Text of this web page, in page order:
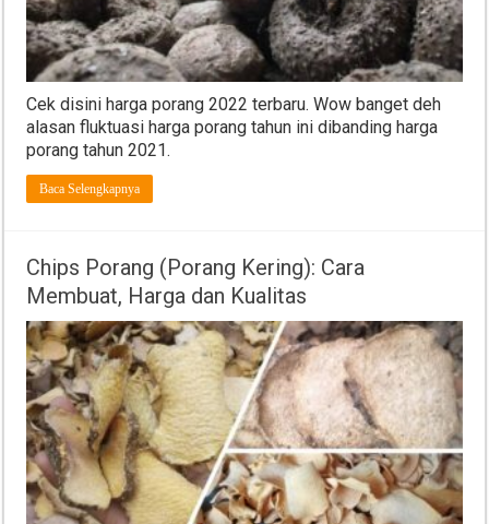
Cek disini harga porang 2022 terbaru. Wow banget deh
alasan fluktuasi harga porang tahun ini dibanding harga
porang tahun 2021.
Baca Selengkapnya
Chips Porang (Porang Kering): Cara
Membuat, Harga dan Kualitas